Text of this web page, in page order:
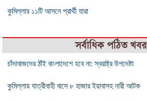
কুমিল্লার ১১টি আসনে প্রার্থী যারা
সর্বাধিক পঠিত খবর
চাঁদাবাজদের ঠাঁই বাংলাদেশে হবে না: স্বরাষ্ট্র উপদেষ্টা
কুমিল্লায় যাত্রীবাহী বাসে ৮ হাজার ইয়াবাসহ নারী আটক